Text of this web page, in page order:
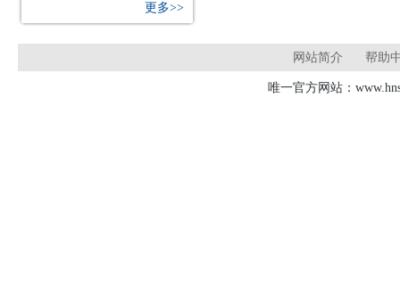
更多>>
网站简介 帮助
唯一官方网站：